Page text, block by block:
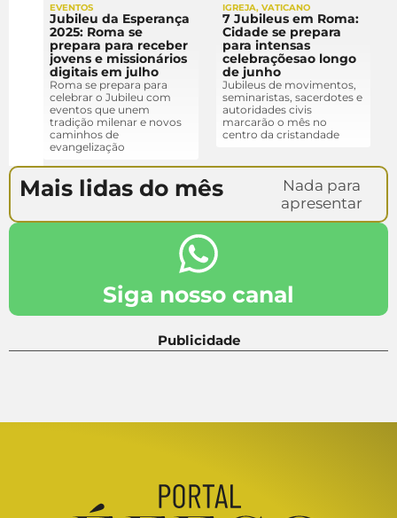
EVENTOS
Jubileu da Esperança
2025: Roma se
prepara para receber
jovens e missionários
digitais em julho
Roma se prepara para
celebrar o Jubileu com
eventos que unem
tradição milenar e novos
caminhos de
evangelização
IGREJA, VATICANO
7 Jubileus em Roma:
Cidade se prepara
para intensas
celebraçõesao longo
de junho
Jubileus de movimentos,
seminaristas, sacerdotes e
autoridades civis
marcarão o mês no
centro da cristandade
Mais lidas do mês
Nada para
apresentar
Siga nosso canal
Publicidade